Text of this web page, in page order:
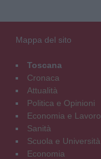
Mappa del sito
Toscana
Cronaca
Attualità
Politica e Opinioni
Economia e Lavoro
Sanità
Scuola e Università
Economia